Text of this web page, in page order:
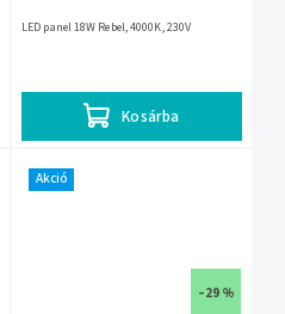
Kosárba
LED panel 18W Rebel, 4000K, 230V
Akció
–29 %